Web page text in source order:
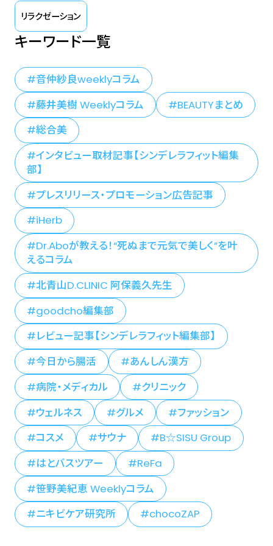
リラクゼーション
キーワード一覧
音仲紗良weeklyコラム
藤井美樹 Weeklyコラム
BEAUTYまとめ
総合美
インタビュー取材記事【シンデレラフィット編集
部】
プレスリリース・プロモーション広告記事
iHerb
Dr.Aboが教える！“死ぬまで元気で美しく”を叶
えるコラム
北青山D.CLINIC 阿保義久先生
goodcho編集部
レビュー記事【シンデレラフィット編集部】
今日から腸活
あんしん漢方
病院・メディカル
クリニック
ウェルネス
グルメ
ファッション
コスメ
サウナ
B☆SISU Group
はとバスツアー
ReFa
笹野美紀恵 Weeklyコラム
ニキビケア研究所
chocoZAP